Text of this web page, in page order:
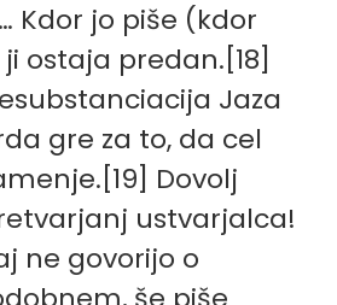
Kdor jo piše (kdor
ostaja predan.[18]
Jaza
gre za to, da cel
[19] Dovolj
ustvarjalca!
ne govorijo o